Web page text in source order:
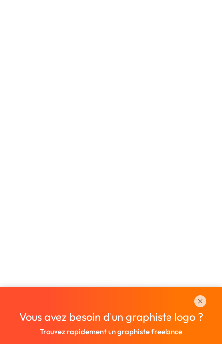
Vous avez besoin d'un graphiste logo ?
Trouvez rapidement un graphiste freelance